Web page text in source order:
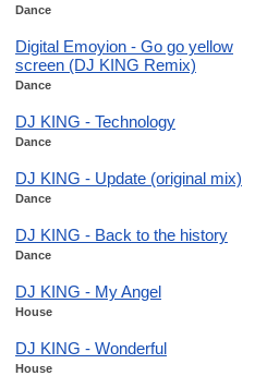
Dance
Digital Emoyion - Go go yellow
screen (DJ KING Remix)
Dance
DJ KING - Technology
Dance
DJ KING - Update (original mix)
Dance
DJ KING - Back to the history
Dance
DJ KING - My Angel
House
DJ KING - Wonderful
House